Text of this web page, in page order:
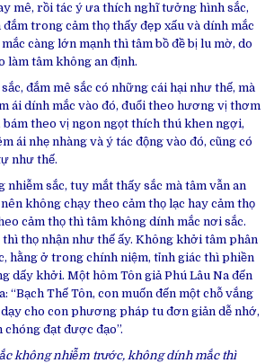
mê, rồi tác ý ưa thích nghĩ tưởng hình sắc,
trong cảm thọ thấy đẹp xấu và dính mắc
càng lớn mạnh thì tâm bồ đề bị lu mờ, do
làm tâm không an định.
đắm mê sắc có những cái hại như thế, mà
ái dính mắc vào đó, đuổi theo hương vị thơm
bám theo vị ngon ngọt thích thú khen ngợi,
ái nhẹ nhàng và ý tác động vào đó, cũng có
như thế.
sắc, tuy mắt thấy sắc mà tâm vẫn an
không chạy theo cảm thọ lạc hay cảm thọ
cảm thọ thì tâm không dính mắc nơi sắc.
thọ nhận như thế ấy. Không khởi tâm phân
hằng ở trong chính niệm, tỉnh giác thì phiền
dấy khởi. Một hôm Tôn giả Phú Lâu Na đến
“Bạch Thế Tôn, con muốn đến một chỗ vắng
cho con phương pháp tu đơn giản dễ nhớ,
chóng đạt được đạo”.
không nhiễm trước, không dính mắc thì